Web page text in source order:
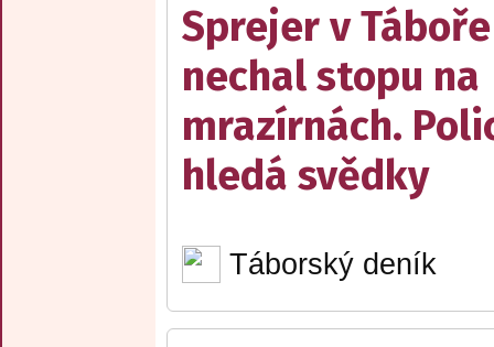
Sprejer v Táboře
nechal stopu na
mrazírnách.
hledá svědky
Táborský deník